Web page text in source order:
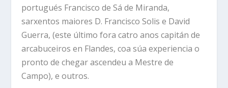
portugués Francisco de Sá de Miranda,
sarxentos maiores D. Francisco Solis e David
Guerra, (este último fora catro anos capitán de
arcabuceiros en Flandes, coa súa experiencia o
pronto de chegar ascendeu a Mestre de
Campo), e outros.